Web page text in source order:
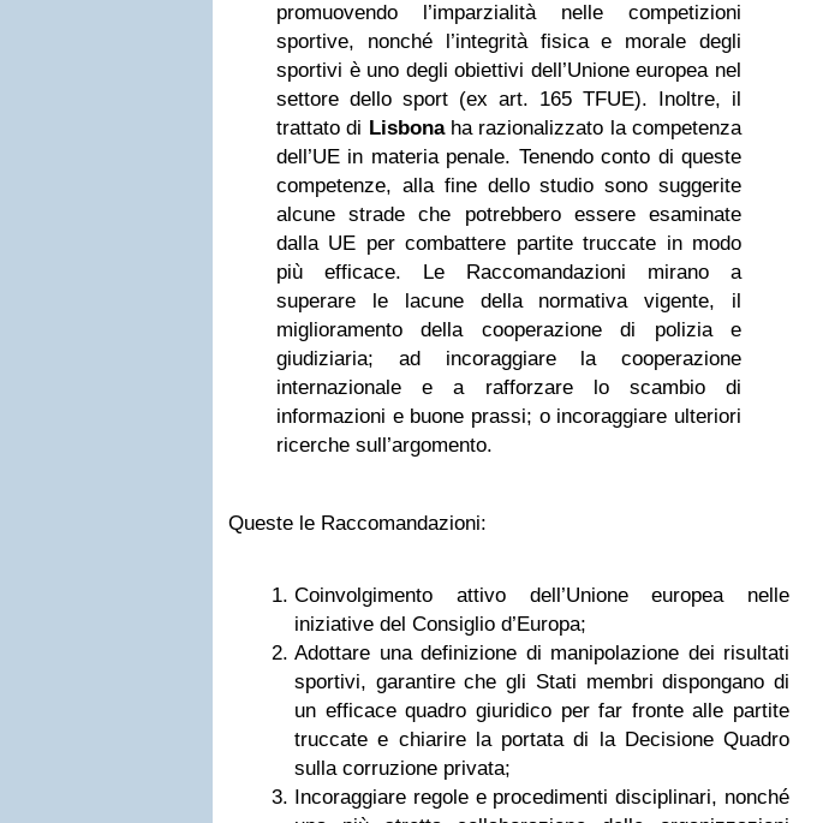
promuovendo l’imparzialità nelle competizioni
sportive, nonché l’integrità fisica e morale degli
sportivi è uno degli obiettivi dell’Unione europea nel
settore dello sport (ex art. 165 TFUE). Inoltre, il
trattato di Lisbonaha razionalizzato la competenza
dell’UE in materia penale. Tenendo conto di queste
competenze, alla fine dello studio sono suggerite
alcune strade che potrebbero essere esaminate
dalla UE per combattere partite truccate in modo
più efficace. Le Raccomandazioni mirano a
superare le lacune della normativa vigente, il
miglioramento della cooperazione di polizia e
giudiziaria; ad incoraggiare la cooperazione
internazionale e a rafforzare lo scambio di
informazioni e buone prassi; o incoraggiare ulteriori
ricerche sull’argomento.
Queste le Raccomandazioni:
Coinvolgimento attivo dell’Unione europea nelle
iniziative del Consiglio d’Europa;
Adottare una definizione di manipolazione dei risultati
sportivi, garantire che gli Stati membri dispongano di
un efficace quadro giuridico per far fronte alle partite
truccate e chiarire la portata di la Decisione Quadro
sulla corruzione privata;
Incoraggiare regole e procedimenti disciplinari, nonché